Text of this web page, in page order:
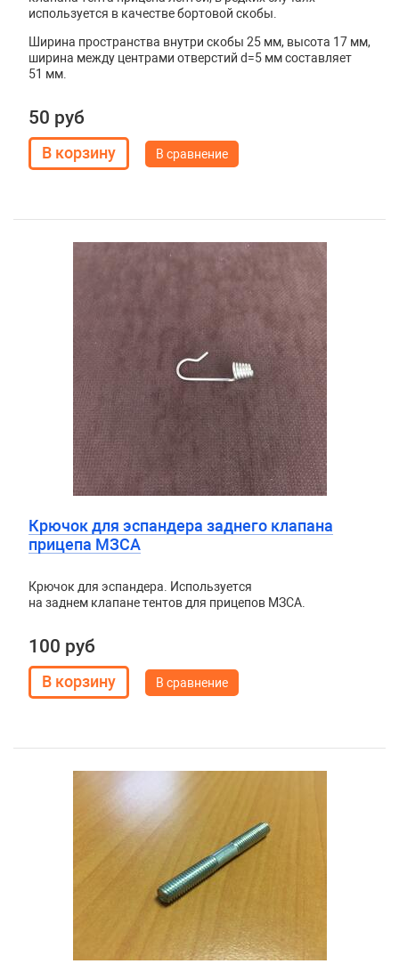
используется в качестве бортовой скобы.
Ширина пространства внутри скобы 25 мм, высота 17 мм,
ширина между центрами отверстий d=5 мм составляет
51 мм.
50 руб
В сравнение
Крючок для эспандера заднего клапана
прицепа МЗСА
Крючок для эспандера. Используется
на заднем клапане тентов для прицепов МЗСА.
100 руб
В сравнение